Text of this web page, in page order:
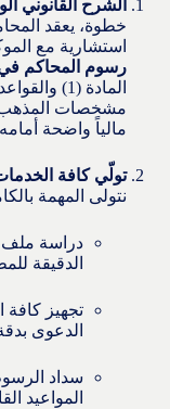
الشرح القانوني
خطوة، يعقد
استشارية مع
رسوم المحاكم
المادة (1)
مشخصات المذهب
مالياً واضحة
تولّي كافة
نتولى المهمة
دراسة ملف
الدقيقة
تجهيز
الدعوى
سداد
المواعيد